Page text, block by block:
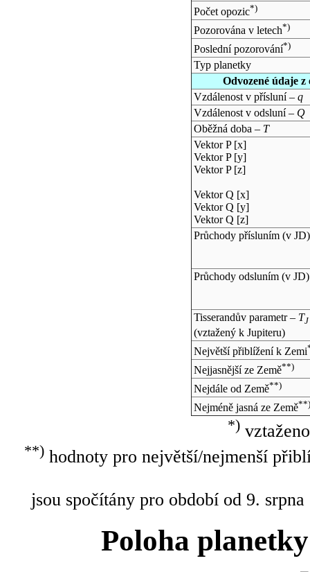
Počet opozic*)
Pozorována v letech*)
Poslední pozorování*)
Typ planetky
Odvozené údaje
Vzdálenost v přísluní – q
Vzdálenost v odsluní – Q
Oběžná doba – T
Vektor P [x]
Vektor P [y]
Vektor P [z]
Vektor Q [x]
Vektor Q [y]
Vektor Q [z]
Průchody přísluním (v JD)
Průchody odsluním (v JD)
Tisserandův parametr – TJ
(vztažený k Jupiteru)
Největší přiblížení k Zemi
Nejjasnější ze Země**)
Nejdále od Země**)
Nejméně jasná ze Země**)
*)
**)hodnoty pro největší/nejmenší
jsou spočítány pro období od 9.
Poloha